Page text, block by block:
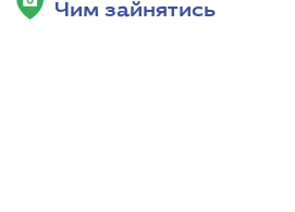
Чим зайнятись